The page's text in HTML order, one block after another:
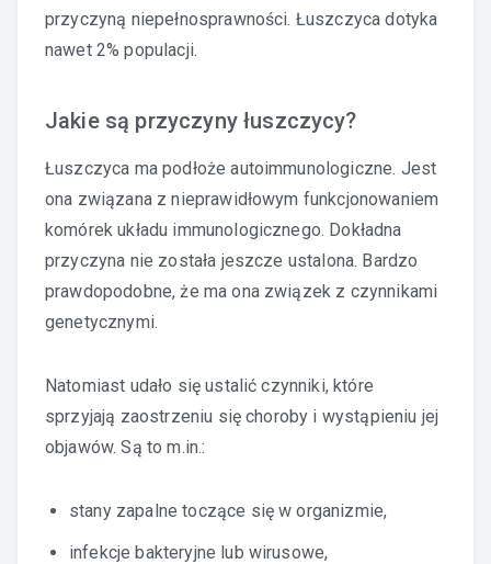
przyczyną niepełnosprawności. Łuszczyca dotyka
nawet 2% populacji.
Jakie są przyczyny łuszczycy?
Łuszczyca ma podłoże autoimmunologiczne. Jest
ona związana z nieprawidłowym funkcjonowaniem
komórek układu immunologicznego. Dokładna
przyczyna nie została jeszcze ustalona. Bardzo
prawdopodobne, że ma ona związek z czynnikami
genetycznymi.
Natomiast udało się ustalić czynniki, które
sprzyjają zaostrzeniu się choroby i wystąpieniu jej
objawów. Są to m.in.:
stany zapalne toczące się w organizmie,
infekcje bakteryjne lub wirusowe,